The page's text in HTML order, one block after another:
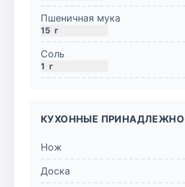
Пшеничная мука
15 г
Соль
1 г
КУХОННЫЕ
Нож
Доска